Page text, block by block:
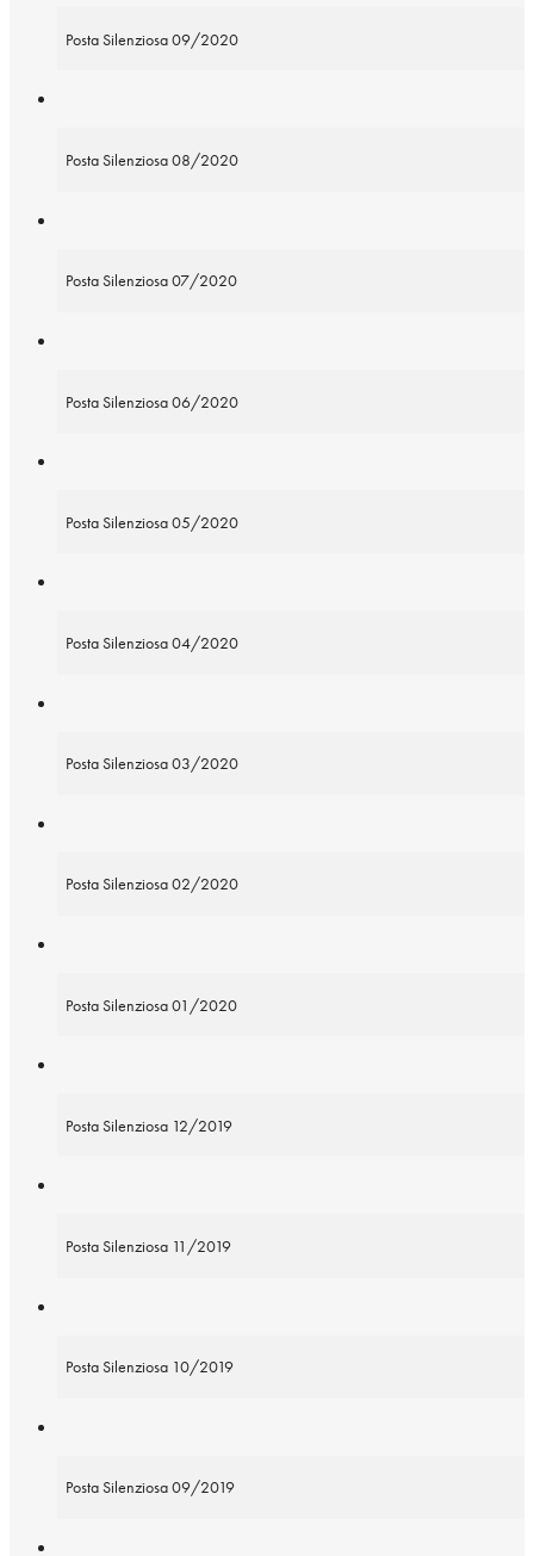
Posta Silenziosa 09/2020
Posta Silenziosa 08/2020
Posta Silenziosa 07/2020
Posta Silenziosa 06/2020
Posta Silenziosa 05/2020
Posta Silenziosa 04/2020
Posta Silenziosa 03/2020
Posta Silenziosa 02/2020
Posta Silenziosa 01/2020
Posta Silenziosa 12/2019
Posta Silenziosa 11/2019
Posta Silenziosa 10/2019
Posta Silenziosa 09/2019